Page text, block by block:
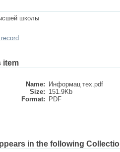
школы
item
Name:
Информац тех.pdf
Size: 151.9Kb
Format:
PDF
in the following